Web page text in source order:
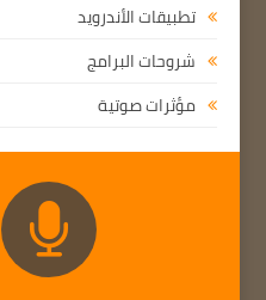
تطبيقات الأندرويد
شروحات البرامج
مؤثرات صوتية